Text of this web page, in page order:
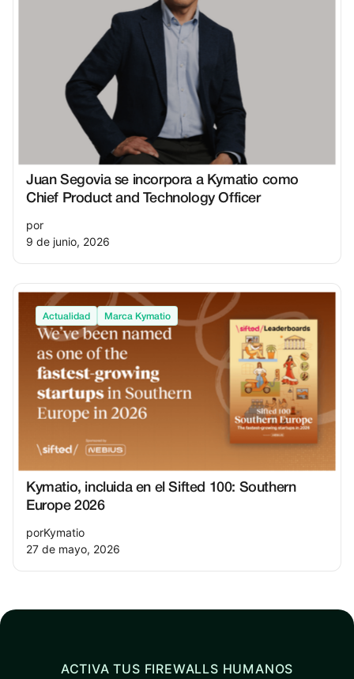
Juan Segovia se incorpora a Kymatio como
Chief Product and Technology Officer
por
9 de junio, 2026
Actualidad Marca Kymatio
Kymatio, incluida en el Sifted 100: Southern
Europe 2026
porKymatio
27 de mayo, 2026
ACTIVA TUS FIREWALLS HUMANOS